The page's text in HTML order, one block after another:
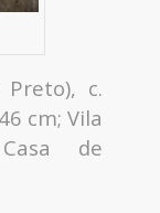
c.
cm; Vila
de